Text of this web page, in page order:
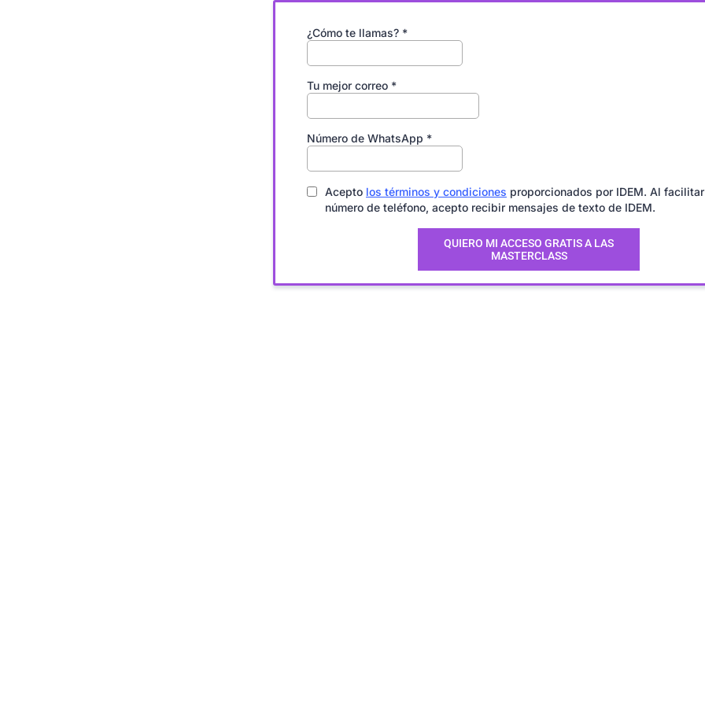
¿Cómo te llamas? *
Tu mejor correo *
Número de WhatsApp *
Acepto los términos y condiciones proporcionados por IDEM. Al
número de teléfono, acepto recibir mensajes de texto de IDEM.
QUIERO MI ACCESO GRATIS A LAS
MASTERCLASS